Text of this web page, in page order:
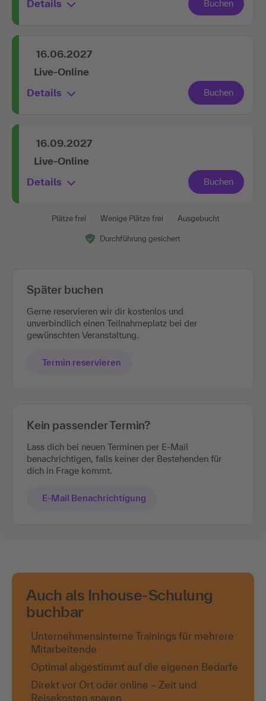
Details
16.06.2027
Live-Online
Details
16.09.2027
Live-Online
Details
Plätze frei Wenige Plätze frei Ausgebucht
Durchführung gesichert
Später buchen
Gerne reservieren wir dir kostenlos und
unverbindlich einen Teilnahmeplatz bei der
gewünschten Veranstaltung.
Termin reservieren
Kein passender Termin?
Lass dich bei neuen Terminen per E-Mail
benachrichtigen, falls keiner der Bestehenden für
dich in Frage kommt.
E-Mail Benachrichtigung
Auch als Inhouse-Schulung
buchbar
Unternehmensinterne Trainings für mehrere
Mitarbeitende
Optimal abgestimmt auf die eigenen Bedarfe
Direkt vor Ort oder online – Zeit und
Reisekosten sparen